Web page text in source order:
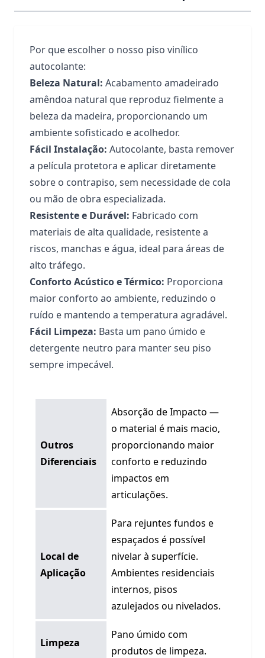
Por que escolher o nosso piso vinílico
autocolante:
Beleza Natural: Acabamento amadeirado
amêndoa natural que reproduz fielmente a
beleza da madeira, proporcionando um
ambiente sofisticado e acolhedor.
Fácil Instalação: Autocolante, basta remover
a película protetora e aplicar diretamente
sobre o contrapiso, sem necessidade de cola
ou mão de obra especializada.
Resistente e Durável: Fabricado com
materiais de alta qualidade, resistente a
riscos, manchas e água, ideal para áreas de
alto tráfego.
Conforto Acústico e Térmico: Proporciona
maior conforto ao ambiente, reduzindo o
ruído e mantendo a temperatura agradável.
Fácil Limpeza: Basta um pano úmido e
detergente neutro para manter seu piso
sempre impecável.
Outros
Diferenciais
Absorção de Impacto —
o material é mais macio,
proporcionando maior
conforto e reduzindo
impactos em
articulações.
Local de
Aplicação
Para rejuntes fundos e
espaçados é possível
nivelar à superfície.
Ambientes residenciais
internos, pisos
azulejados ou nivelados.
Limpeza
Pano úmido com
produtos de limpeza.